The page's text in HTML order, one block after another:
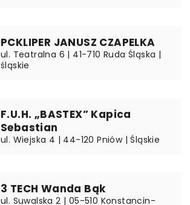
PCKLIPER JANUSZ CZAPELKA
ul. Teatralna 6 | 41-710 Ruda Śląska |
śląskie
F.U.H. „BASTEX” Kapica
Sebastian
ul. Wiejska 4 | 44-120 Pniów | Śląskie
3 TECH Wanda Bąk
ul. Suwalska 2 | 05-510 Konstancin-